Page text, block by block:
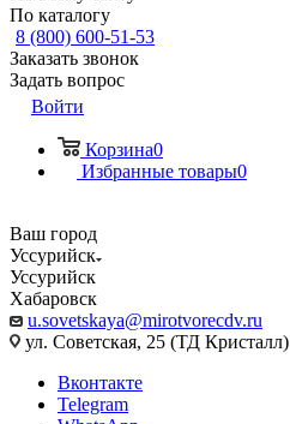
По каталогу
8 (800) 600-51-53
Заказать звонок
Задать вопрос
Войти
Корзина0
Избранные товары0
Ваш город
Уссурийск
Уссурийск
Хабаровск
u.sovetskaya@mirotvorecdv.ru
ул. Советская, 25 (ТД Кристалл)
Вконтакте
Telegram